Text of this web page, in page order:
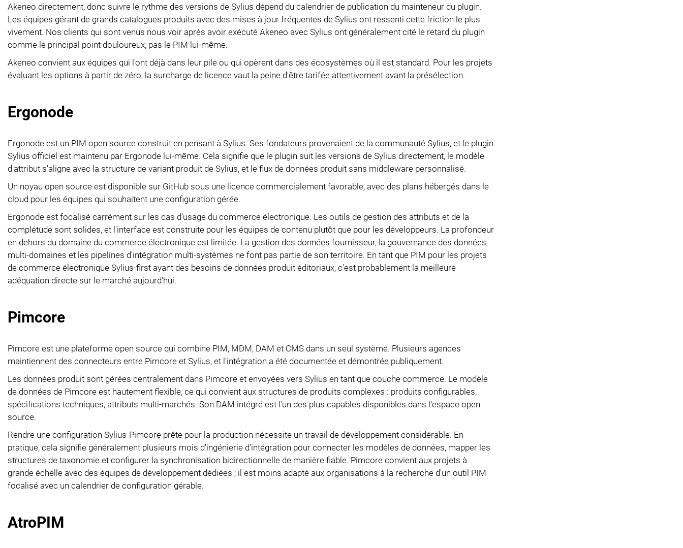
Akeneo directement, donc suivre le rythme des versions de Sylius dépend du calendrier de publication du mainteneur du plugin.
Les équipes gérant de grands catalogues produits avec des mises à jour fréquentes de Sylius ont ressenti cette friction le plus
vivement. Nos clients qui sont venus nous voir après avoir exécuté Akeneo avec Sylius ont généralement cité le retard du plugin
comme le principal point douloureux, pas le PIM lui-même.
Akeneo convient aux équipes qui l'ont déjà dans leur pile ou qui opèrent dans des écosystèmes où il est standard. Pour les projets
évaluant les options à partir de zéro, la surcharge de licence vaut la peine d'être tarifée attentivement avant la présélection.
Ergonode
Ergonode est un PIM open source construit en pensant à Sylius. Ses fondateurs provenaient de la communauté Sylius, et le plugin
Sylius officiel est maintenu par Ergonode lui-même. Cela signifie que le plugin suit les versions de Sylius directement, le modèle
d'attribut s'aligne avec la structure de variant produit de Sylius, et le flux de données produit sans middleware personnalisé.
Un noyau open source est disponible sur GitHub sous une licence commercialement favorable, avec des plans hébergés dans le
cloud pour les équipes qui souhaitent une configuration gérée.
Ergonode est focalisé carrément sur les cas d'usage du commerce électronique. Les outils de gestion des attributs et de la
complétude sont solides, et l'interface est construite pour les équipes de contenu plutôt que pour les développeurs. La profondeur
en dehors du domaine du commerce électronique est limitée. La gestion des données fournisseur, la gouvernance des données
multi-domaines et les pipelines d'intégration multi-systèmes ne font pas partie de son territoire. En tant que PIM pour les projets
de commerce électronique Sylius-first ayant des besoins de données produit éditoriaux, c'est probablement la meilleure
adéquation directe sur le marché aujourd'hui.
Pimcore
Pimcore est une plateforme open source qui combine PIM, MDM, DAM et CMS dans un seul système. Plusieurs agences
maintiennent des connecteurs entre Pimcore et Sylius, et l'intégration a été documentée et démontrée publiquement.
Les données produit sont gérées centralement dans Pimcore et envoyées vers Sylius en tant que couche commerce. Le modèle
de données de Pimcore est hautement flexible, ce qui convient aux structures de produits complexes : produits configurables,
spécifications techniques, attributs multi-marchés. Son DAM intégré est l'un des plus capables disponibles dans l'espace open
source.
Rendre une configuration Sylius-Pimcore prête pour la production nécessite un travail de développement considérable. En
pratique, cela signifie généralement plusieurs mois d'ingénierie d'intégration pour connecter les modèles de données, mapper les
structures de taxonomie et configurer la synchronisation bidirectionnelle de manière fiable. Pimcore convient aux projets à
grande échelle avec des équipes de développement dédiées ; il est moins adapté aux organisations à la recherche d'un outil PIM
focalisé avec un calendrier de configuration gérable.
AtroPIM